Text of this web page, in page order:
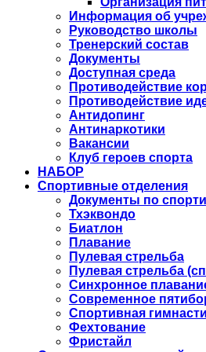
Информация об
Руководство школы
Тренерский состав
Документы
Доступная среда
Противодействие
Противодействие
Антидопинг
Антинаркотики
Вакансии
Клуб героев спорта
НАБОР
Спортивные отделения
Документы по
Тхэквондо
Биатлон
Плавание
Пулевая стрельба
Пулевая стрельба
Синхронное
Современное
Спортивная
Фехтование
Фристайл